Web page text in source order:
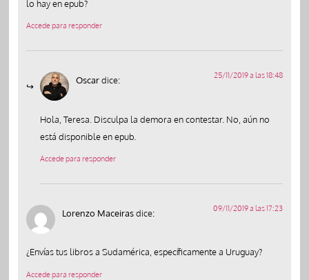
lo hay en epub?
Accede para responder
Oscardice: 25/11/2019 a las 18:48
Hola, Teresa. Disculpa la demora en contestar. No, aún no
está disponible en epub.
Accede para responder
Lorenzo Maceirasdice: 09/11/2019 a las 17:23
¿Envías tus libros a Sudamérica, específicamente a Uruguay?
Accede para responder